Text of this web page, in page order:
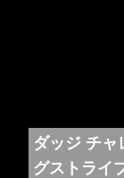
ダッジ チ
グストラ